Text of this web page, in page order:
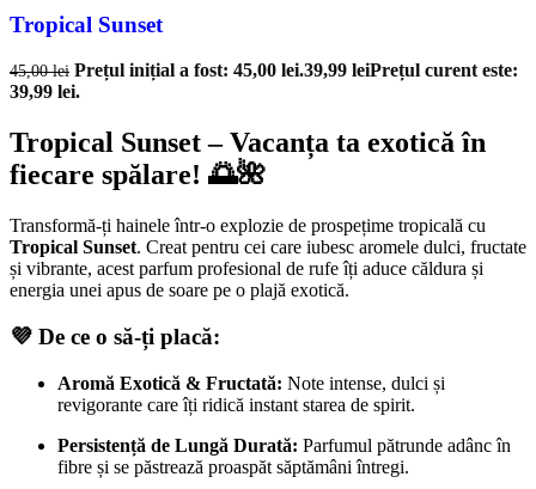
Tropical Sunset
45,00lei Prețul inițial a fost: 45,00 lei.39,99 leiPrețul curent este:
39,99 lei.
Tropical Sunset – Vacanța ta exotică în
fiecare spălare! 🌅🌺
Transformă-ți hainele într-o explozie de prospețime tropicală cu
Tropical Sunset. Creat pentru cei care iubesc aromele dulci, fructate
și vibrante, acest parfum profesional de rufe îți aduce căldura și
energia unei apus de soare pe o plajă exotică.
💜 De ce o să-ți placă:
Aromă Exotică & Fructată: Note intense, dulci și
revigorante care îți ridică instant starea de spirit.
Persistență de Lungă Durată: Parfumul pătrunde adânc în
fibre și se păstrează proaspăt săptămâni întregi.